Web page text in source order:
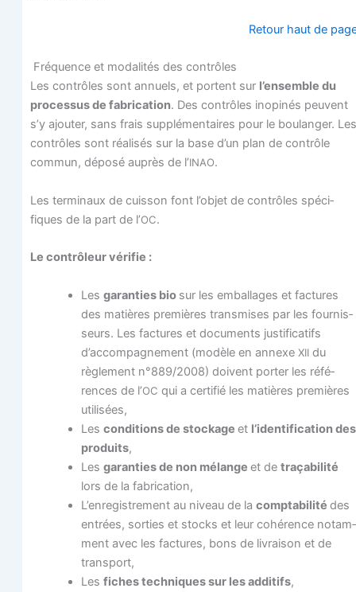
Retour haut de
Fré­quence et moda­li­tés des contrôles
Les contrôles sont annuels, et portent sur l’ensemble du
pro­ces­sus de fabri­ca­tion. Des contrôles inopi­nés peuvent
s’y ajou­ter, sans frais sup­plé­men­taires pour le bou­lan­ger. Les
contrôles sont réa­li­sés sur la base d’un plan de contrôle
com­mun, dépo­sé auprès de l’INAO.
Les ter­mi­naux de cuis­son font l’objet de contrôles spé­ci­
fiques de la part de l’OC.
Le contrô­leur vérifie :
Les garan­ties bio sur les embal­lages et fac­tures
des matières pre­mières trans­mises par les four­nis­
seurs. Les fac­tures et docu­ments jus­ti­fi­ca­tifs
d’accompagnement (modèle en annexe XIIdu
règle­ment n°889/2008) doivent por­ter les réfé­
rences de l’OC qui a cer­ti­fié les matières pre­mières
utilisées,
Les condi­tions de sto­ckage et l’identification des
pro­duits,
Les garan­ties de non mélange et de tra­ça­bi­li­té
lors de la fabrication,
L’enregistrement au niveau de la comp­ta­bi­li­té des
entrées, sor­ties et stocks et leur cohé­rence notam­
ment avec les fac­tures, bons de livrai­son et de
transport,
Les fiches tech­niques sur les addi­tifs,